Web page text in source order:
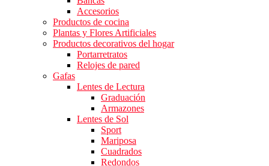
Accesorios
Productos de cocina
Plantas y Flores Artificiales
Productos decorativos del hogar
Portarretratos
Relojes de pared
Gafas
Lentes de Lectura
Graduación
Armazones
Lentes de Sol
Sport
Mariposa
Cuadrados
Redondos